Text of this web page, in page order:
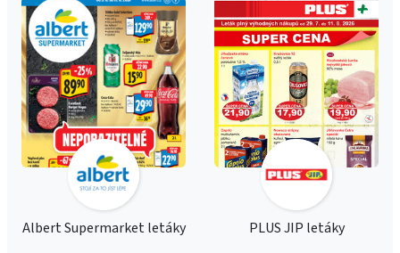
Albert Supermarket letáky PLUS JIP letáky